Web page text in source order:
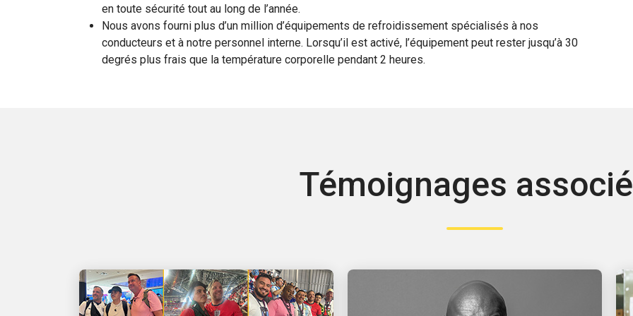
en toute sécurité tout au long de l’année.
Nous avons fourni plus d’un million d’équipements de refroidissement spécialisés à nos
conducteurs et à notre personnel interne. Lorsqu’il est activé, l’équipement peut rester jusqu’à 30
degrés plus frais que la température corporelle pendant 2 heures.
Témoignages